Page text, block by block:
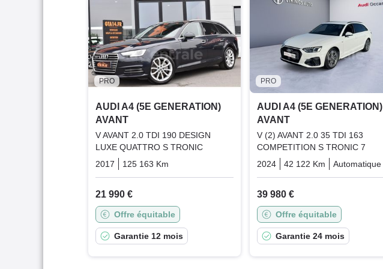
PRO
AUDI A4 (5E GENERATION)
AVANT
V AVANT 2.0 TDI 190 DESIGN
LUXE QUATTRO S TRONIC
2017
125 163 Km
21 990 €
Offre équitable
Garantie 12 mois
PRO
AUDI A4 (5E GENERATION)
AVANT
V (2) AVANT 2.0 35 TDI 163
COMPETITION S TRONIC 7
2024
42 122 Km Automatique
39 980 €
Offre équitable
Garantie 24 mois